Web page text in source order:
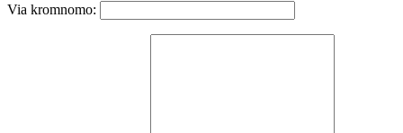
Via kromnomo: